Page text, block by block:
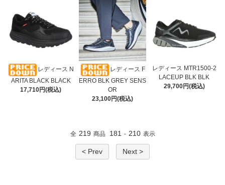
レディース N
ARITA BLACK BLACK
17,710円(税込)
レディース F
ERRO BLK GREY SENS
OR
23,100円(税込)
レディース MTR1500-2
LACEUP BLK BLK
29,700円(税込)
全 219 商品 181 - 210 表示
< Prev Next >